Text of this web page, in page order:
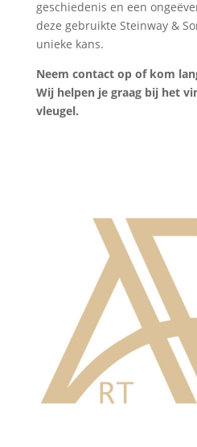
geschiedenis en een
deze gebruikte Steinway &
unieke kans.
Neem contact op of kom
Wij helpen je graag bij het
vleugel.